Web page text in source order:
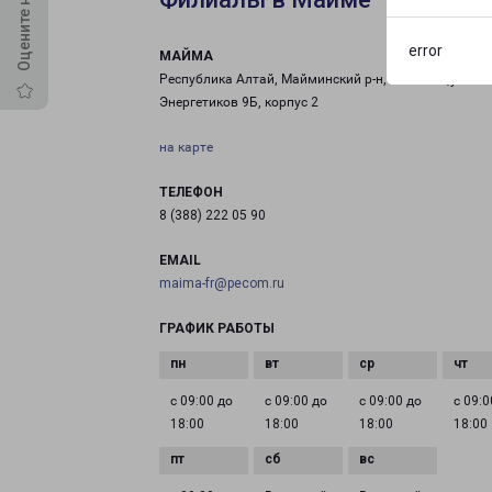
error
МАЙМА
Республика Алтай, Майминский р-н, с. Майма,ул.
Энергетиков 9Б, корпус 2
на карте
ТЕЛЕФОН
8 (388) 222 05 90
EMAIL
maima-fr@pecom.ru
ГРАФИК РАБОТЫ
с 09:00 до
18:00
с 09:00 до
18:00
с 09:00 до
18:00
с
18:00